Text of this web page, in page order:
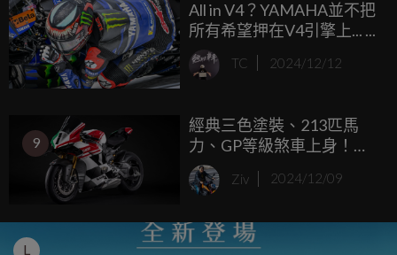
All in V4？YAMAHA並不把
所有希望押在V4引擎上... ...
TC 2024/12/12
9
經典三色塗裝、213匹馬
力、GP等級煞車上身！
2025 Ducati Panigale V4
Tricolore 限量1000台發表
Ziv 2024/12/09
L